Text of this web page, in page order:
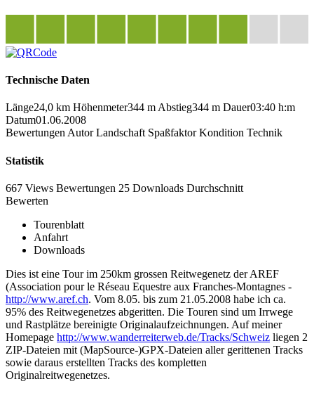
Technische Daten
Länge24,0 km Höhenmeter344 m Abstieg344 m Dauer03:40 h:m
Datum01.06.2008
Bewertungen Autor Landschaft Spaßfaktor Kondition Technik
Statistik
667 Views Bewertungen 25 Downloads Durchschnitt
Bewerten
Tourenblatt
Anfahrt
Downloads
Dies ist eine Tour im 250km grossen Reitwegenetz der AREF
(Association pour le Réseau Equestre aux Franches-Montagnes -
http://www.aref.ch. Vom 8.05. bis zum 21.05.2008 habe ich ca.
95% des Reitwegenetzes abgeritten. Die Touren sind um Irrwege
und Rastplätze bereinigte Originalaufzeichnungen. Auf meiner
Homepage http://www.wanderreiterweb.de/Tracks/Schweiz liegen 2
ZIP-Dateien mit (MapSource-)GPX-Dateien aller gerittenen Tracks
sowie daraus erstellten Tracks des kompletten
Originalreitwegenetzes.